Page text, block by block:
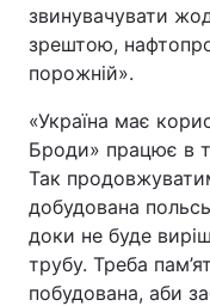
звинувачувати
зрештою,
порожній».
«Україна має
Броди» працює в
Так
добудована
доки не буде
трубу. Треба
побудована, аби